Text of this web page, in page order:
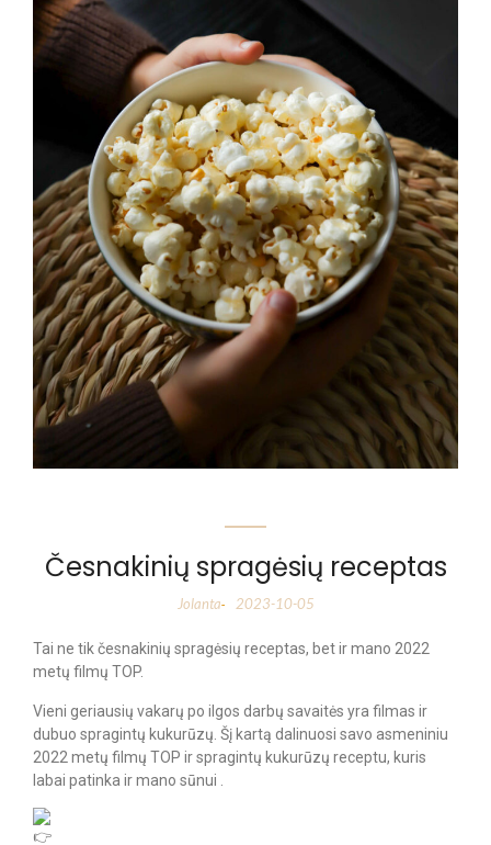
Česnakinių spragėsių receptas
Jolanta- 2023-10-05
Tai ne tik česnakinių spragėsių receptas, bet ir mano 2022
metų filmų TOP.
Vieni geriausių vakarų po ilgos darbų savaitės yra filmas ir
dubuo spragintų kukurūzų. Šį kartą dalinuosi savo asmeniniu
2022 metų filmų TOP ir spragintų kukurūzų receptu, kuris
labai patinka ir mano sūnui .